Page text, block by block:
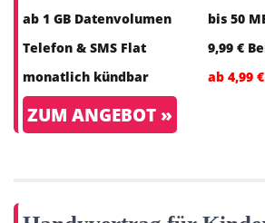
ab 1 GB Datenvolumen
Telefon & SMS Flat
monatlich kündbar
bis 50
9,99 €
ab 4,99
ZUM ANGEBOT »